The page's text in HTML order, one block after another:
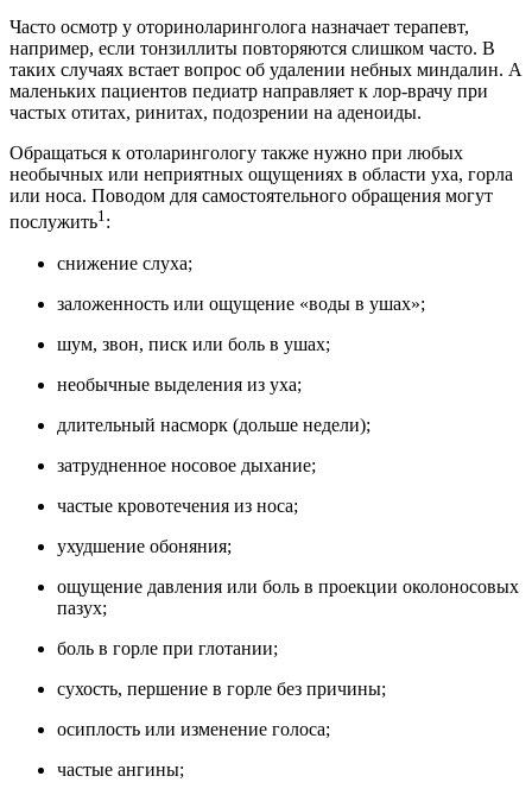
Часто осмотр у оториноларинголога назначает терапевт,
например, если тонзиллиты повторяются слишком часто. В
таких случаях встает вопрос об удалении небных миндалин. А
маленьких пациентов педиатр направляет к лор-врачу при
частых отитах, ринитах, подозрении на аденоиды.
Обращаться к отоларингологу также нужно при любых
необычных или неприятных ощущениях в области уха, горла
или носа. Поводом для самостоятельного обращения могут
послужить1:
снижение слуха;
заложенность или ощущение «воды в ушах»;
шум, звон, писк или боль в ушах;
необычные выделения из уха;
длительный насморк (дольше недели);
затрудненное носовое дыхание;
частые кровотечения из носа;
ухудшение обоняния;
ощущение давления или боль в проекции околоносовых
пазух;
боль в горле при глотании;
сухость, першение в горле без причины;
осиплость или изменение голоса;
частые ангины;